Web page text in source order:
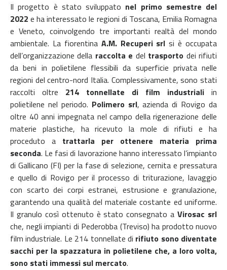
Il progetto è stato sviluppato nel primo semestre del
2022 e ha interessato le regioni di Toscana, Emilia Romagna
e Veneto, coinvolgendo tre importanti realtà del mondo
ambientale. La fiorentina A.M. Recuperi srl si è occupata
dell’organizzazione della raccolta e del trasporto dei rifiuti
da beni in polietilene flessibili da superficie privata nelle
regioni del centro-nord Italia. Complessivamente, sono stati
raccolti oltre 214 tonnellate di film industriali in
polietilene nel periodo. Polimero srl, azienda di Rovigo da
oltre 40 anni impegnata nel campo della rigenerazione delle
materie plastiche, ha ricevuto la mole di rifiuti e ha
proceduto a trattarla per ottenere materia prima
seconda. Le fasi di lavorazione hanno interessato l’impianto
di Gallicano (FI) per la fase di selezione, cernita e pressatura
e quello di Rovigo per il processo di triturazione, lavaggio
con scarto dei corpi estranei, estrusione e granulazione,
garantendo una qualità del materiale costante ed uniforme.
Il granulo così ottenuto è stato consegnato aVirosac srl
che, negli impianti di Pederobba (Treviso) ha prodotto nuovo
film industriale. Le 214 tonnellate di rifiuto sono diventate
sacchi per la spazzatura in polietilene che, a loro volta,
sono stati immessi sul mercato.